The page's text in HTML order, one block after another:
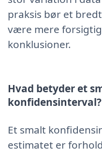
praksis bør et
være mere
konklusioner.
Hvad betyder et
konfidensinterval?
Et smalt
estimatet er